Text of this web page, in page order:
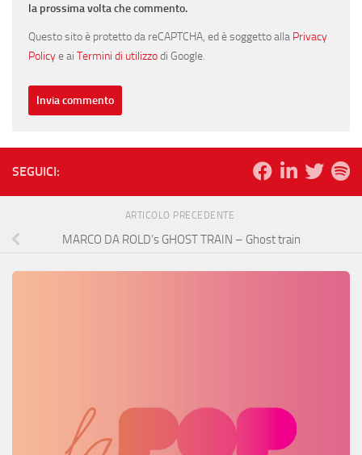
la prossima volta che commento.
Questo sito è protetto da reCAPTCHA, ed è soggetto alla Privacy
Policye ai Termini di utilizzodi Google.
SEGUICI:
ARTICOLO PRECEDENTE
MARCO DA ROLD’s GHOST TRAIN – Ghost train